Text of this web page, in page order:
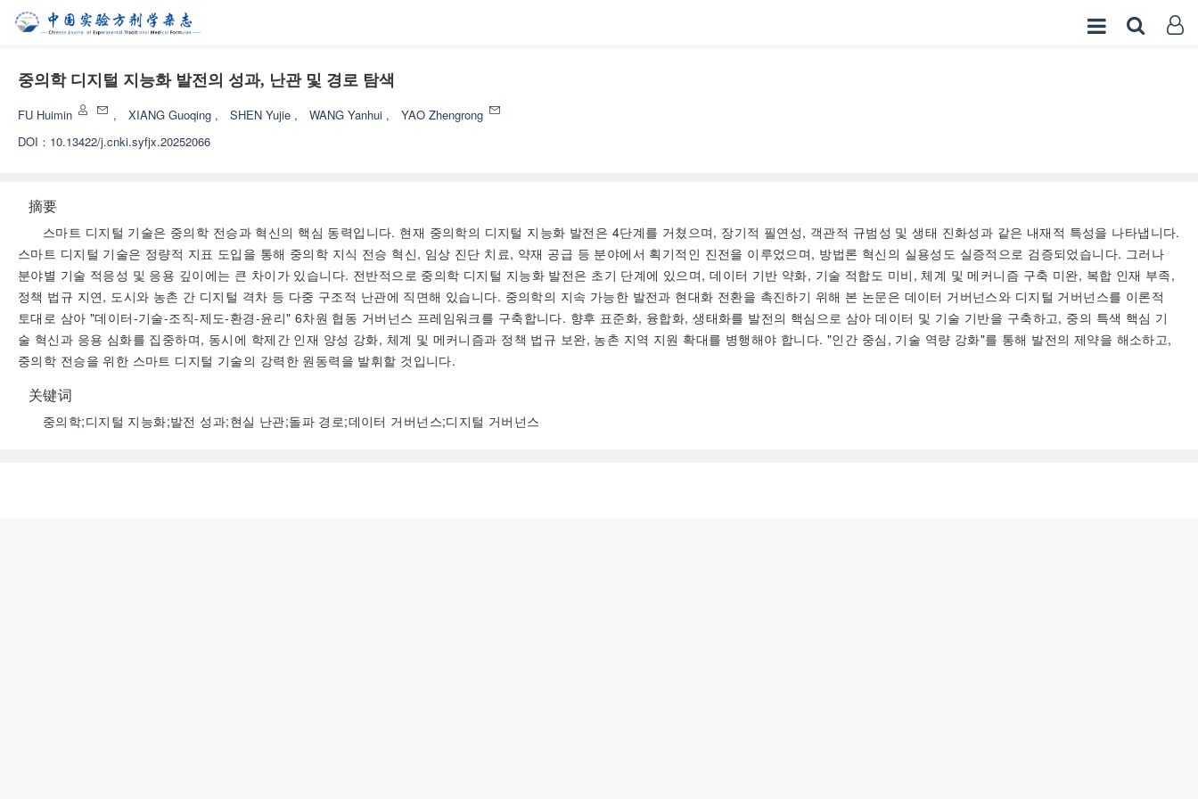
중의학 디지털 지능화 발전의 성과, 난관 및 경로 탐색
FU Huimin , XIANG Guoqing , SHEN Yujie , WANG Yanhui ,
YAO Zhengrong
DOI： 10.13422/j.cnki.syfjx.20252066
摘要
스마트 디지털 기술은 중의학 전승과 혁신의 핵심 동력입니다. 현재 중의학의 디지털 지능화 발전은 4단계를 거쳤으며, 장기적 필연성, 객관적 규범성 및 생태 진화성과 같은 내재적 특성을 나타냅니다.
스마트 디지털 기술은 정량적 지표 도입을 통해 중의학 지식 전승 혁신, 임상 진단 치료, 약재 공급 등 분야에서 획기적인 진전을 이루었으며, 방법론 혁신의 실용성도 실증적으로 검증되었습니다. 그러나
분야별 기술 적응성 및 응용 깊이에는 큰 차이가 있습니다. 전반적으로 중의학 디지털 지능화 발전은 초기 단계에 있으며, 데이터 기반 약화, 기술 적합도 미비, 체계 및 메커니즘 구축 미완, 복합 인재 부족,
정책 법규 지연, 도시와 농촌 간 디지털 격차 등 다중 구조적 난관에 직면해 있습니다. 중의학의 지속 가능한 발전과 현대화 전환을 촉진하기 위해 본 논문은 데이터 거버넌스와 디지털 거버넌스를 이론적
토대로 삼아 "데이터-기술-조직-제도-환경-윤리" 6차원 협동 거버넌스 프레임워크를 구축합니다. 향후 표준화, 융합화, 생태화를 발전의 핵심으로 삼아 데이터 및 기술 기반을 구축하고, 중의 특색 핵심 기
술 혁신과 응용 심화를 집중하며, 동시에 학제간 인재 양성 강화, 체계 및 메커니즘과 정책 법규 보완, 농촌 지역 지원 확대를 병행해야 합니다. "인간 중심, 기술 역량 강화"를 통해 발전의 제약을 해소하고,
중의학 전승을 위한 스마트 디지털 기술의 강력한 원동력을 발휘할 것입니다.
关键词
중의학;디지털 지능화;발전 성과;현실 난관;돌파 경로;데이터 거버넌스;디지털 거버넌스